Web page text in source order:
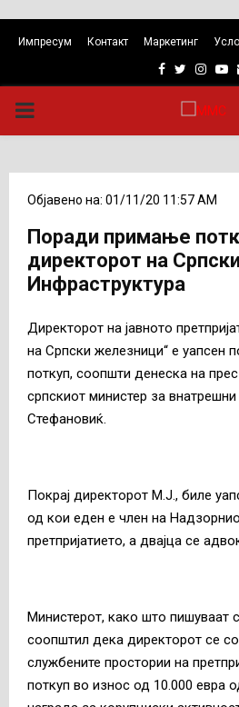
Импресум Контакт Маркетинг
Facebook
Twitter
PRIMARY
Објавено на: 01/11/20 11:57 AM
Поради примање
директорот на
Инфраструктура
Директорот на јавното
на Српски железници“ е уапсен
поткуп, соопшти денеска на
српскиот министер за
Стефановиќ.
Покрај директорот М.Ј., биле
од кои еден е член на
претпријатието, а двајца се
Министерот, како што пишуваат
соопштил дека директорот се
службените простории на
поткуп во износ од 10.000 евра